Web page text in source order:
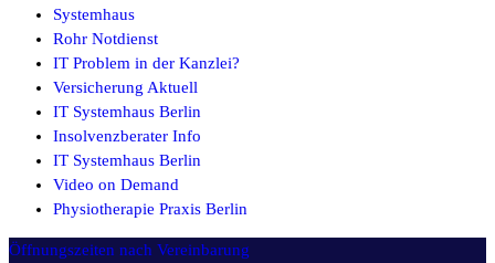
Systemhaus
Rohr Notdienst
IT Problem in der Kanzlei?
Versicherung Aktuell
IT Systemhaus Berlin
Insolvenzberater Info
IT Systemhaus Berlin
Video on Demand
Physiotherapie Praxis Berlin
Öffnungszeiten nach Vereinbarung